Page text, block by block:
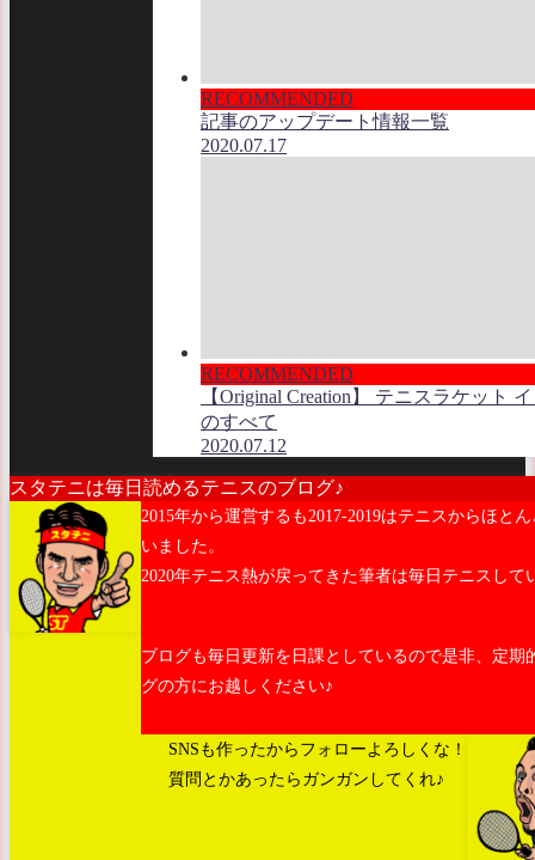
RECOMMENDED
記事のアップデート情報一覧
2020.07.17
RECOMMENDED
【Original Creation】 テニスラケット
のすべて
2020.07.12
スタテニは毎日読めるテニスのブログ♪
2015年から運営するも2017-2019はテニスからほと
いました。
2020年テニス熱が戻ってきた筆者は毎日テニスして
ブログも毎日更新を日課としているので是非、定期
グの方にお越しください♪
SNSも作ったからフォローよろしくな！
質問とかあったらガンガンしてくれ♪